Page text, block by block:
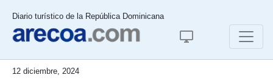
Diario turístico de la República Dominicana
12 diciembre, 2024